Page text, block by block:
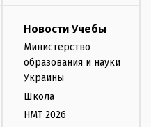
Новости Учебы
Министерство
образования и науки
Украины
Школа
НМТ 2026